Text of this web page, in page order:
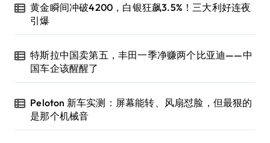
黄金瞬间冲破4200，白银狂飙3.5%！三大利好连夜
引爆
特斯拉中国卖第五，丰田一季净赚两个比亚迪——中
国车企该醒醒了
Peloton 新车实测：屏幕能转、风扇怼脸，但最狠的
是那个机械音